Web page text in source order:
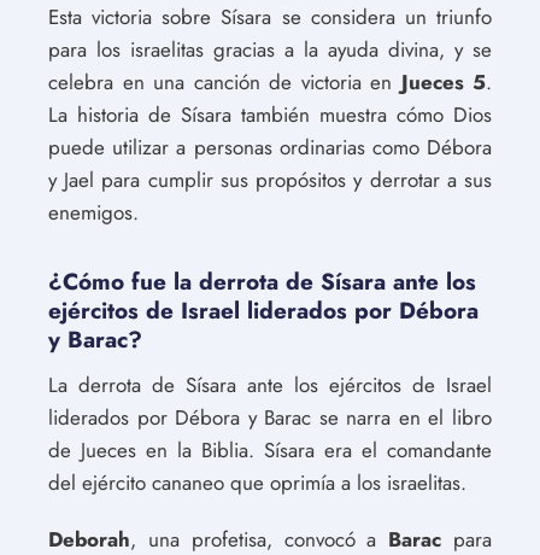
Esta victoria sobre Sísara se considera un triunfo
para los israelitas gracias a la ayuda divina, y se
celebra en una canción de victoria en Jueces 5.
La historia de Sísara también muestra cómo Dios
puede utilizar a personas ordinarias como Débora
y Jael para cumplir sus propósitos y derrotar a sus
enemigos.
¿Cómo fue la derrota de Sísara ante los
ejércitos de Israel liderados por Débora
y Barac?
La derrota de Sísara ante los ejércitos de Israel
liderados por Débora y Barac se narra en el libro
de Jueces en la Biblia. Sísara era el comandante
del ejército cananeo que oprimía a los israelitas.
Deborah, una profetisa, convocó a Barac para